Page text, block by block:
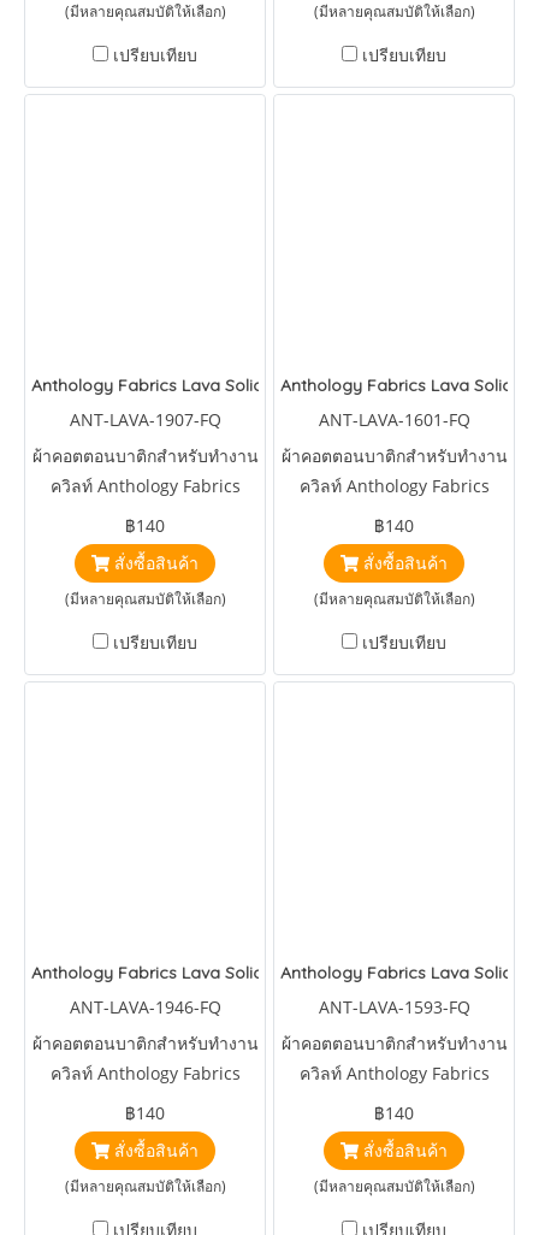
(มีหลายคุณสมบัติให้เลือก)
เปรียบเทียบ
(มีหลายคุณสมบัติให้เลือก)
เปรียบเทียบ
Anthology Fabrics Lava Solids Tippy
ANT-LAVA-1907-FQ
ผ้าคอตตอนบาติกสำหรับทำงาน
ควิลท์ Anthology Fabrics
Lava Solids Tippy
฿140
สั่งซื้อสินค้า
(มีหลายคุณสมบัติให้เลือก)
เปรียบเทียบ
Anthology Fabrics Lava Solids
ANT-LAVA-1601-FQ
ผ้าคอตตอนบาติกสำหรับทำงาน
ควิลท์ Anthology Fabrics
Lava Solids Morroccan Blue
฿140
สั่งซื้อสินค้า
(มีหลายคุณสมบัติให้เลือก)
เปรียบเทียบ
Anthology Fabrics Lava Solids Aura
ANT-LAVA-1946-FQ
ผ้าคอตตอนบาติกสำหรับทำงาน
ควิลท์ Anthology Fabrics
Lava Solids Aura
฿140
สั่งซื้อสินค้า
(มีหลายคุณสมบัติให้เลือก)
เปรียบเทียบ
Anthology Fabrics Lava Solids
ANT-LAVA-1593-FQ
ผ้าคอตตอนบาติกสำหรับทำงาน
ควิลท์ Anthology Fabrics
Lava Solids Sapphire
฿140
สั่งซื้อสินค้า
(มีหลายคุณสมบัติให้เลือก)
เปรียบเทียบ